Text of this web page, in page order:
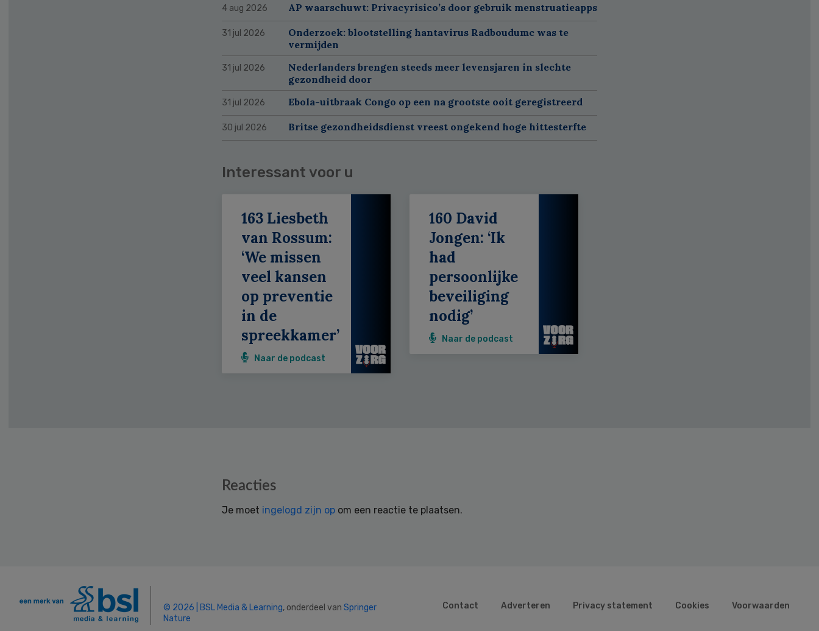
4 aug 2026 AP waarschuwt: Privacyrisico’s door gebruik menstruatieapps
31 jul 2026
Onderzoek: blootstelling hantavirus Radboudumc was te
vermijden
31 jul 2026
Nederlanders brengen steeds meer levensjaren in slechte
gezondheid door
31 jul 2026 Ebola-uitbraak Congo op een na grootste ooit geregistreerd
30 jul 2026 Britse gezondheidsdienst vreest ongekend hoge hittesterfte
Interessant voor u
163 Liesbeth
van Rossum:
‘We missen
veel kansen
op preventie
in de
spreekkamer’
Naar de podcast
160 David
Jongen: ‘Ik
had
persoonlijke
beveiliging
nodig’
Naar de podcast
Reacties
Je moet ingelogd zijn op om een reactie te plaatsen.
© 2026 | BSL Media & Learning, onderdeel van Springer
Nature
Contact Adverteren Privacy statement Cookies Voorwaarden